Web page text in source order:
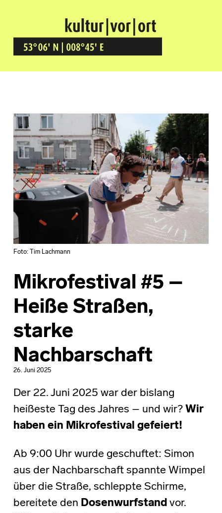
Kultur Vor Ort
BREMEN GRÖPELINGEN
Foto: Tim Lachmann
Mikrofestival #5 –
Heiße Straßen,
starke
Nachbarschaft
26. Juni 2025
Der 22. Juni 2025 war der bislang
heißeste Tag des Jahres – und wir? Wir
haben ein Mikrofestival gefeiert!
Ab 9:00 Uhr wurde geschuftet: Simon
aus der Nachbarschaft spannte Wimpel
über die Straße, schleppte Schirme,
bereitete den Dosenwurfstandvor.